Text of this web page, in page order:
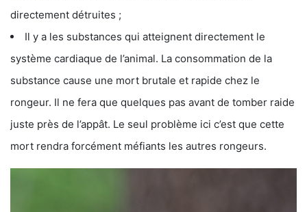
directement détruites ;
Il y a les substances qui atteignent directement le
système cardiaque de l’animal. La consommation de la
substance cause une mort brutale et rapide chez le
rongeur. Il ne fera que quelques pas avant de tomber raide
juste près de l’appât. Le seul problème ici c’est que cette
mort rendra forcément méfiants les autres rongeurs.